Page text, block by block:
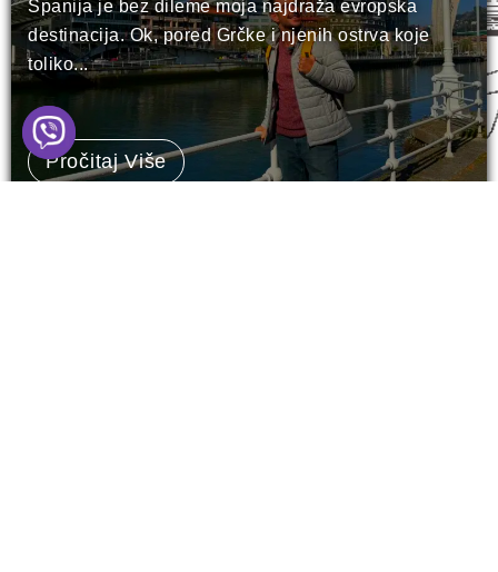
Španija je bez dileme moja najdraža evropska
destinacija. Ok, pored Grčke i njenih ostrva koje
toliko...
Pročitaj Više